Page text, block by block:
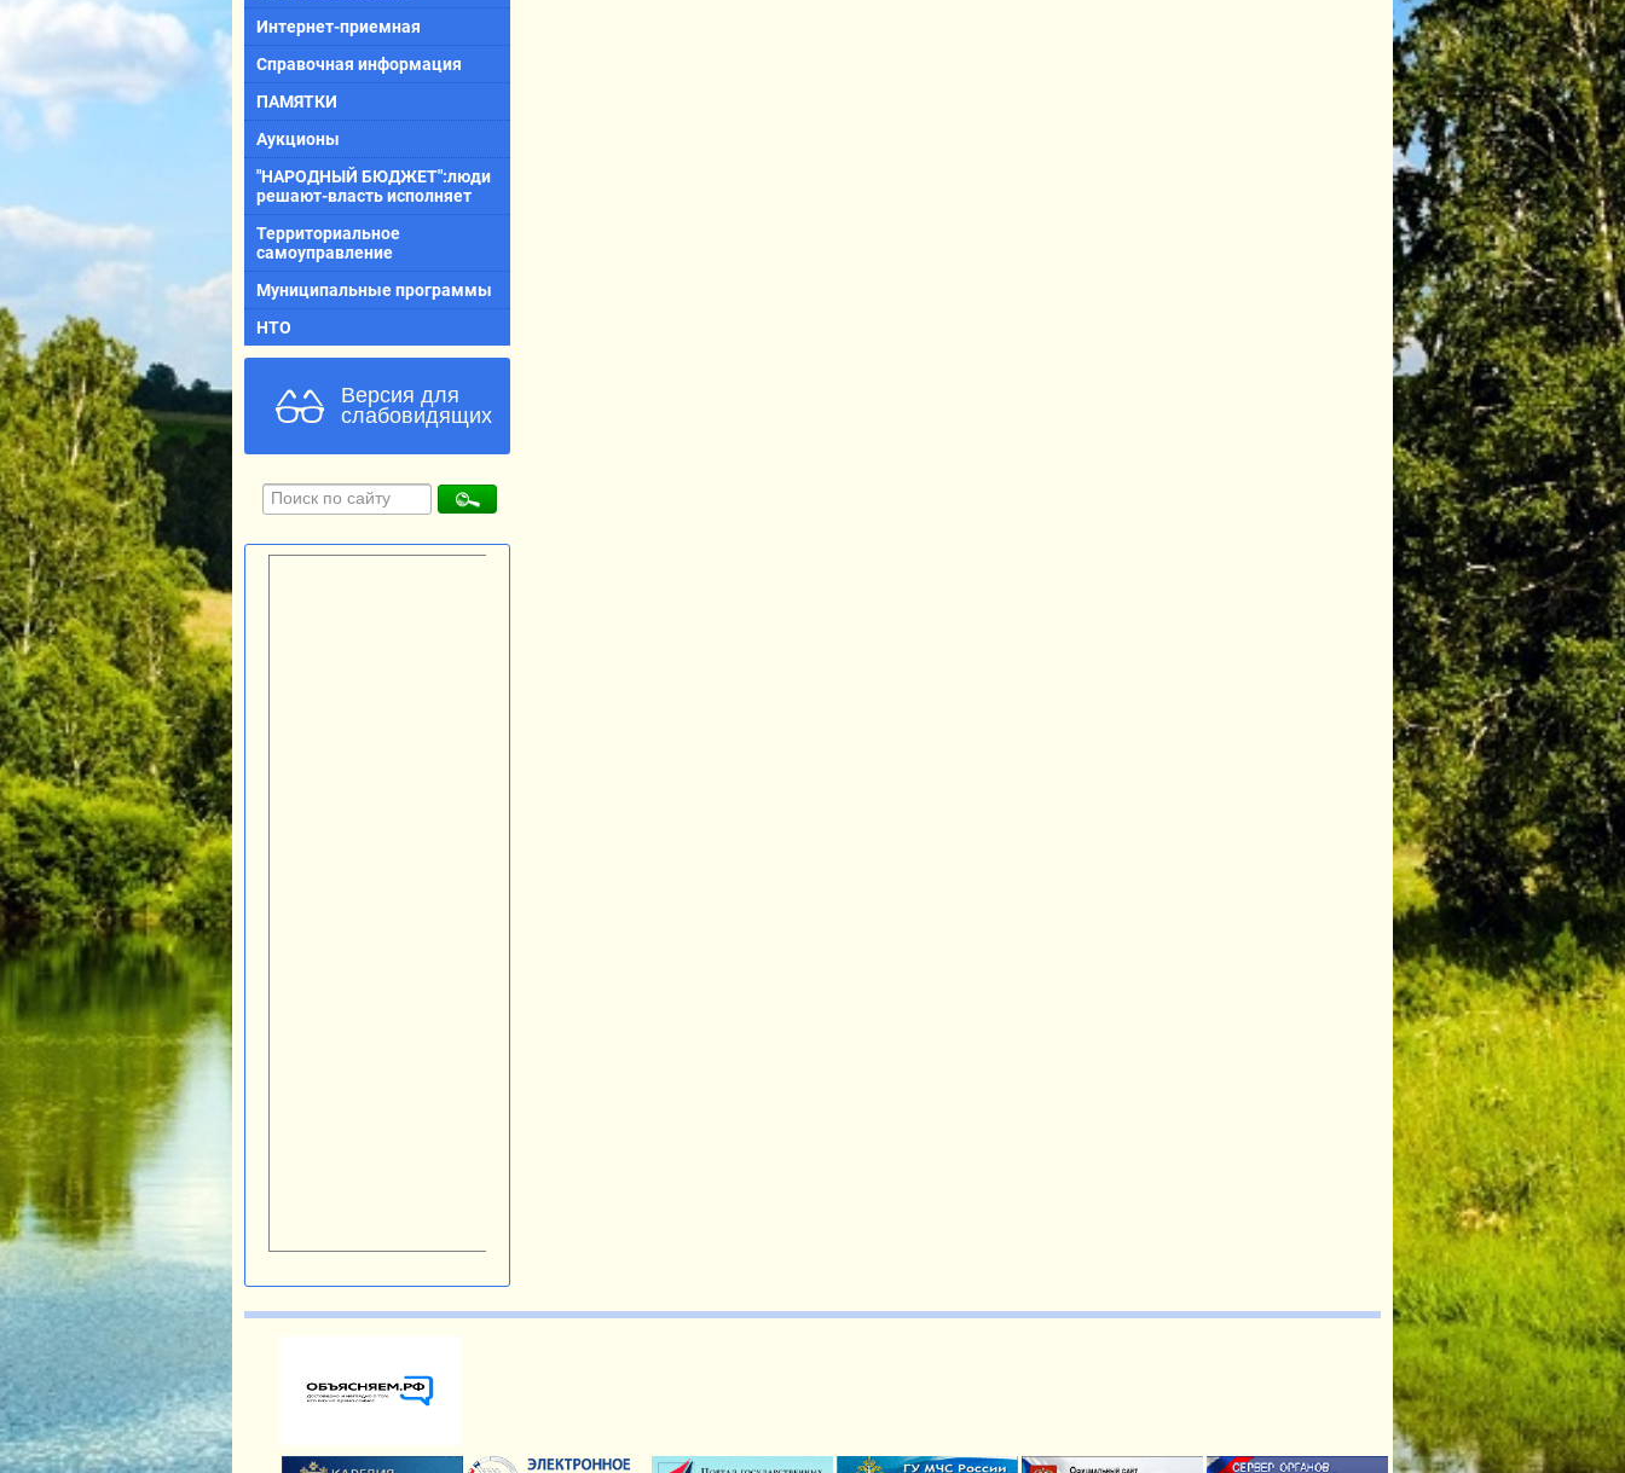
Интернет-приемная
Справочная информация
ПАМЯТКИ
Аукционы
"НАРОДНЫЙ БЮДЖЕТ":люди
решают-власть исполняет
Территориальное
самоуправление
Муниципальные программы
НТО
Версия для
слабовидящих